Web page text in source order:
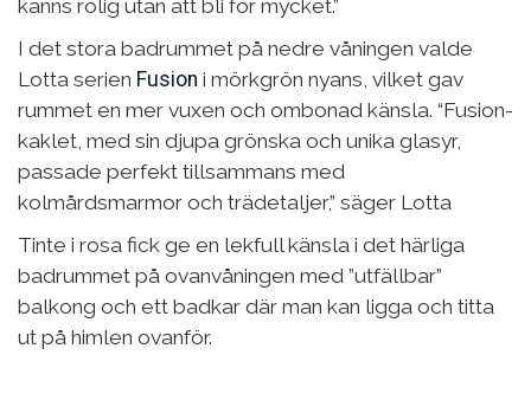
känns rolig utan att bli för mycket.”
I det stora badrummet på nedre våningen valde
Lotta serien Fusion i mörkgrön nyans, vilket gav
rummet en mer vuxen och ombonad känsla. “Fusion-
kaklet, med sin djupa grönska och unika glasyr,
passade perfekt tillsammans med
kolmårdsmarmor och trädetaljer,” säger Lotta
Tinte i rosa fick ge en lekfull känsla i det härliga
badrummet på ovanvåningen med ”utfällbar”
balkong och ett badkar där man kan ligga och titta
ut på himlen ovanför.